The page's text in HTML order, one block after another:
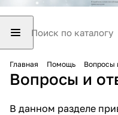
Главная Помощь Вопросы
Вопросы и
В данном разделе